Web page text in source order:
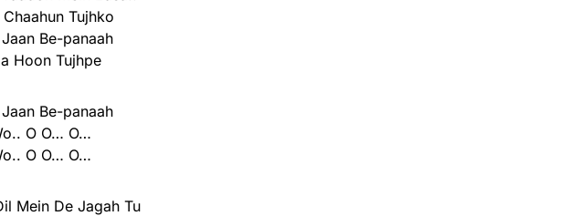
Tujhko
Be-panaah
Hoon Tujhpe
Be-panaah
O O… O…
O O… O…
Mein De Jagah Tu